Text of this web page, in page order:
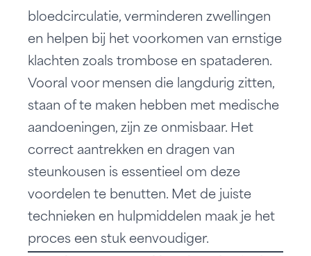
bloedcirculatie, verminderen zwellingen
en helpen bij het voorkomen van ernstige
klachten zoals trombose en spataderen.
Vooral voor mensen die langdurig zitten,
staan of te maken hebben met medische
aandoeningen, zijn ze onmisbaar. Het
correct aantrekken en dragen van
steunkousen is essentieel om deze
voordelen te benutten. Met de juiste
technieken en hulpmiddelen maak je het
proces een stuk eenvoudiger.